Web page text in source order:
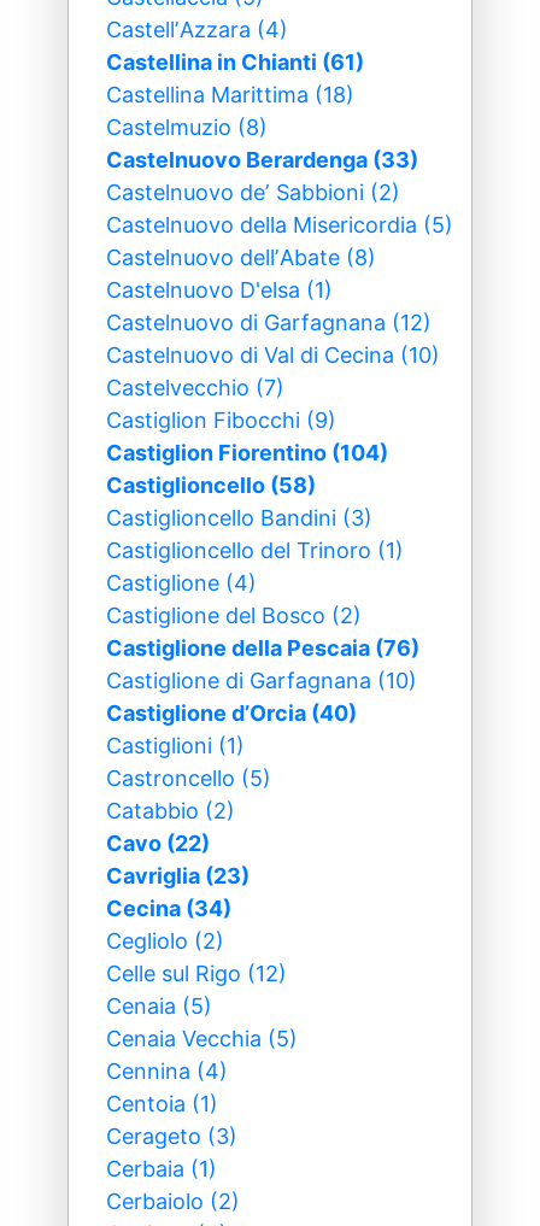
CastellʼAzzara (4)
Castellina in Chianti (61)
Castellina Marittima (18)
Castelmuzio (8)
Castelnuovo Berardenga (33)
Castelnuovo deʼ Sabbioni (2)
Castelnuovo della Misericordia (5)
Castelnuovo dellʼAbate (8)
Castelnuovo D'elsa (1)
Castelnuovo di Garfagnana (12)
Castelnuovo di Val di Cecina (10)
Castelvecchio (7)
Castiglion Fibocchi (9)
Castiglion Fiorentino (104)
Castiglioncello (58)
Castiglioncello Bandini (3)
Castiglioncello del Trinoro (1)
Castiglione (4)
Castiglione del Bosco (2)
Castiglione della Pescaia (76)
Castiglione di Garfagnana (10)
Castiglione dʼOrcia (40)
Castiglioni (1)
Castroncello (5)
Catabbio (2)
Cavo (22)
Cavriglia (23)
Cecina (34)
Cegliolo (2)
Celle sul Rigo (12)
Cenaia (5)
Cenaia Vecchia (5)
Cennina (4)
Centoia (1)
Cerageto (3)
Cerbaia (1)
Cerbaiolo (2)